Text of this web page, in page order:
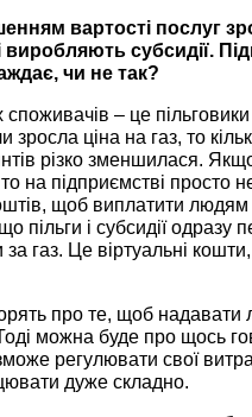
вартості послуг
виробляють субсидії.
чи не так?
– це пільговики
зросла ціна на газ, то
різко зменшилася.
то на підприємстві просто
щоб виплатити
пільги і субсидії одразу
за газ. Це віртуальні
про те, щоб
можна буде про щось
регулювати свої
дуже складно.